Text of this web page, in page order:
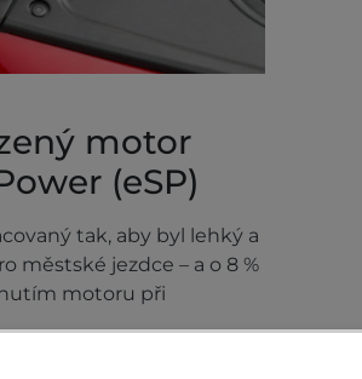
motor
(eSP)
tak, aby byl lehký a
městské jezdce – a o 8 %
motoru při